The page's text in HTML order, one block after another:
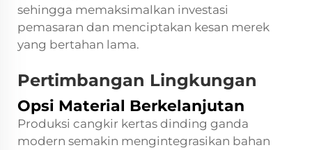
sehingga memaksimalkan investasi
pemasaran dan menciptakan kesan merek
yang bertahan lama.
Pertimbangan Lingkungan
Opsi Material Berkelanjutan
Produksi cangkir kertas dinding ganda
modern semakin mengintegrasikan bahan